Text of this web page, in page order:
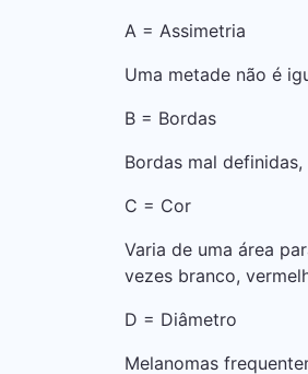
A = Assimetria
Uma metade não é
B = Bordas
Bordas mal definidas,
C = Cor
Varia de uma área
vezes branco,
D = Diâmetro
Melanomas